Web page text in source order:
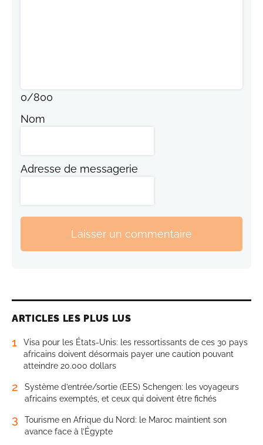
0/800
Nom
Adresse de messagerie
Laisser un commentaire
ARTICLES LES PLUS LUS
1
Visa pour les États-Unis: les ressortissants de ces 30 pays
africains doivent désormais payer une caution pouvant
atteindre 20.000 dollars
2
Système d’entrée/sortie (EES) Schengen: les voyageurs
africains exemptés, et ceux qui doivent être fichés
3
Tourisme en Afrique du Nord: le Maroc maintient son
avance face à l’Égypte